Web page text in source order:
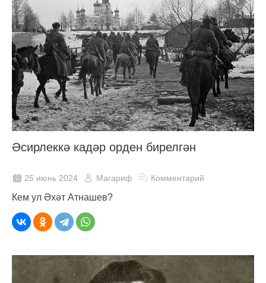
Әсирлеккә кадәр орден бирелгән
25 июнь 2024 Магариф Комментарий
Кем ул Әхәт Атнашев?